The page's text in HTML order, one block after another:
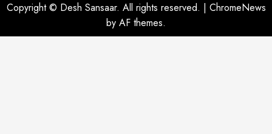
Copyright © Desh Sansaar. All rights reserved. | ChromeNews
by AF themes.